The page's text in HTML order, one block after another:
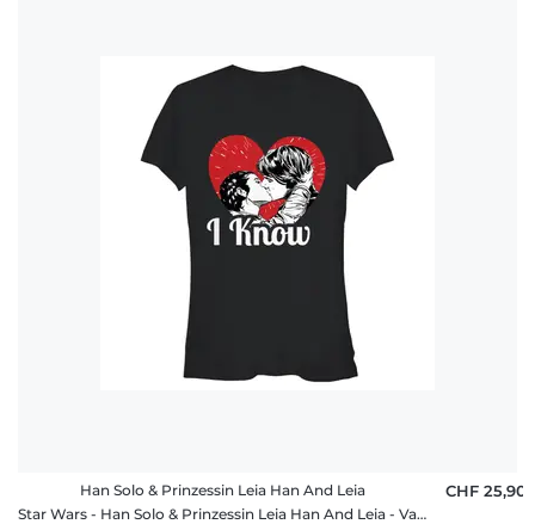
Han Solo & Prinzessin Leia Han And Leia
Star Wars - Han Solo & Prinzessin Leia Han And Leia - Valentinstag - Frauen T-Shirt
CHF 25,90